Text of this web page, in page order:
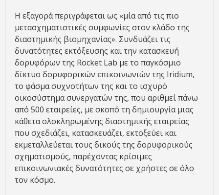
Η εξαγορά περιγράφεται ως «μία από τις πιο
μετασχηματιστικές συμφωνίες στον κλάδο της
διαστημικής βιομηχανίας». Συνδυάζει τις
δυνατότητες εκτόξευσης και την κατασκευή
δορυφόρων της Rocket Lab με το παγκόσμιο
δίκτυο δορυφορικών επικοινωνιών της Iridium,
το φάσμα συχνοτήτων της και το ισχυρό
οικοσύστημα συνεργατών της, που αριθμεί πάνω
από 500 εταιρείες, με σκοπό τη δημιουργία μιας
κάθετα ολοκληρωμένης διαστημικής εταιρείας
που σχεδιάζει, κατασκευάζει, εκτοξεύει και
εκμεταλλεύεται τους δικούς της δορυφορικούς
σχηματισμούς, παρέχοντας κρίσιμες
επικοινωνιακές δυνατότητες σε χρήστες σε όλο
τον κόσμο.